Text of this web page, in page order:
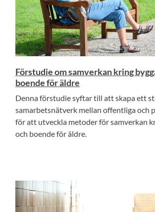
Förstudie om samverkan kring
boende för äldre
Denna förstudie syftar till att skapa ett
samarbetsnätverk mellan offentliga och
för att utveckla metoder för samverkan
och boende för äldre.